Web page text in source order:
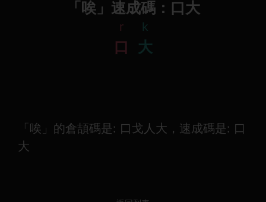
「唉」速成碼：口大
r
口
k
大
「唉」的倉頡碼是: 口戈人大，速成碼是: 口
大